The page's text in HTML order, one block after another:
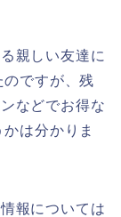
親しい友達に
のですが、残
などでお得な
は分かりま
報については